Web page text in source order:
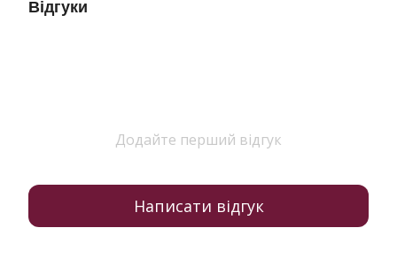
Відгуки
Додайте перший відгук
Написати відгук